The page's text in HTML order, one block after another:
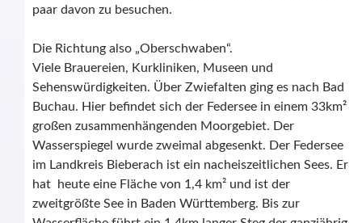
paar davon zu besuchen.
Die Richtung also „Oberschwaben“.
Viele Brauereien, Kurkliniken, Museen und
Sehenswürdigkeiten. Über Zwiefalten ging es nach Bad
Buchau. Hier befindet sich der Federsee in einem 33km²
großen zusammenhängenden Moorgebiet. Der
Wasserspiegel wurde zweimal abgesenkt. Der Federsee
im Landkreis Bieberach ist ein nacheiszeitlichen Sees. Er
hat heute eine Fläche von 1,4 km² und ist der
zweitgrößte See in Baden Württemberg. Bis zur